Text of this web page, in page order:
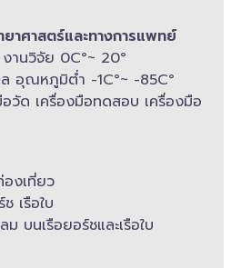
าศาสตร์และทางการแพทย์
านวิจัย 0C°~ 20°
อุณหภูมิ​ต่ำ -​1C°~ -​85C°
วัด เครื่องมือทดสอบ เครื่องมือ
องเที่ยว
เรือใบ
บนเรือยอร์ช​และเรือใบ